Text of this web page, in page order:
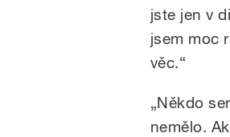
jste jen v
jsem moc
věc.“
„Někdo
nemělo.